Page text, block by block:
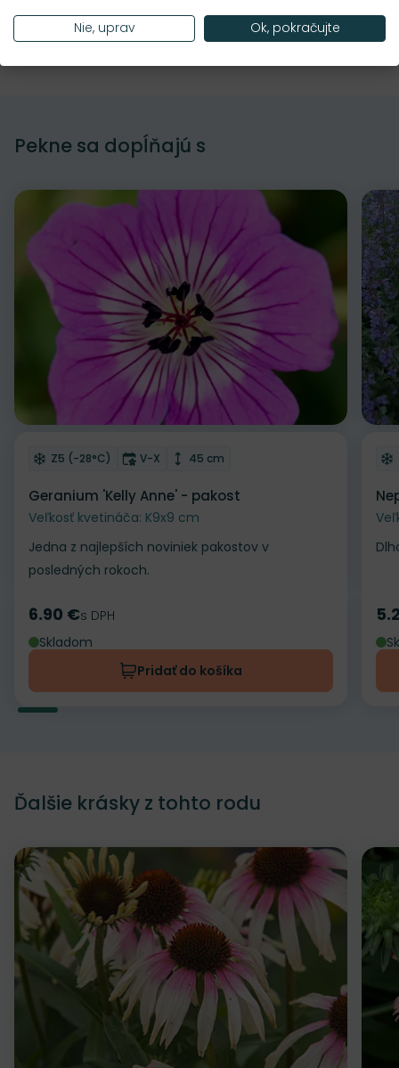
Údržba rastliny
Pekne sa dopĺňajú s
Odober do zoznamu želaní
Mrazuvzdornosť
Z5 (-28°C) Doba kvitnutia
V-X Výška rastliny
45 cm
Geranium 'Kelly Anne' - pakost
Veľkosť kvetináča: K9x9 cm
Jedna z najlepších noviniek pakostov v
posledných rokoch.
Cena
6.90 €s DPH
Skladom
Pridať do košíka
Ďalšie krásky z tohto rodu
Nie, uprav Ok, pokračujte